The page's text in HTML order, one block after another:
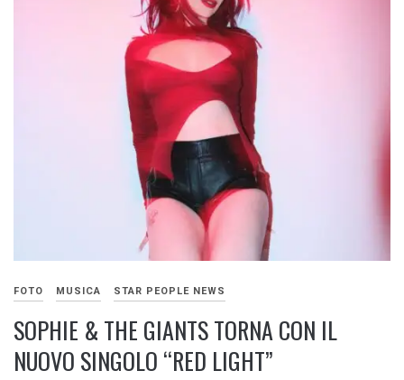
FOTO MUSICA STAR PEOPLE NEWS
SOPHIE & THE GIANTS TORNA CON IL
NUOVO SINGOLO “RED LIGHT”